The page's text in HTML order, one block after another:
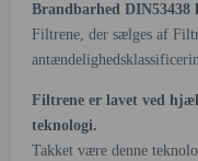
Brandbarhed DIN53438
Filtrene, der sælges af
Filtrene er lavet ved
teknologi.
Takket være denne